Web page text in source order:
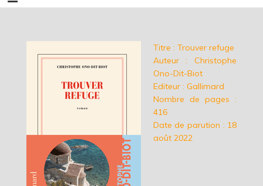
Titre : Trouver refuge
Auteur : Christophe
Ono-Dit-Biot
Editeur : Gallimard
Nombre de pages :
416
Date de parution : 18
août 2022